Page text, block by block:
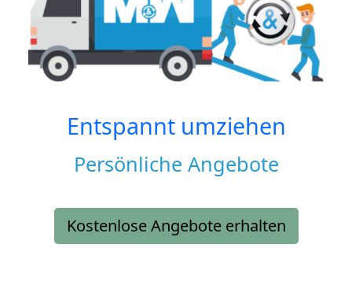
Entspannt umziehen
Persönliche Angebote
Kostenlose Angebote erhalten